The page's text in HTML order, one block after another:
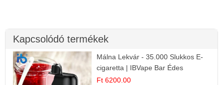
Kapcsolódó termékek
Málna Lekvár - 35.000 Slukkos E-
cigaretta | IBVape Bar Édes
Gyümölcs Íz
Ft 6200.00